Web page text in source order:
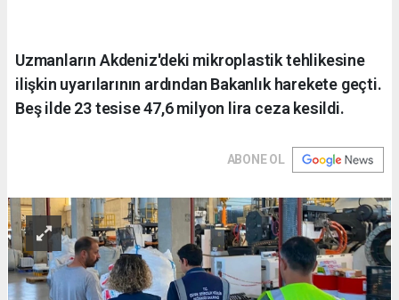
Uzmanların Akdeniz'deki mikroplastik tehlikesine
ilişkin uyarılarının ardından Bakanlık harekete geçti.
Beş ilde 23 tesise 47,6 milyon lira ceza kesildi.
ABONE OL